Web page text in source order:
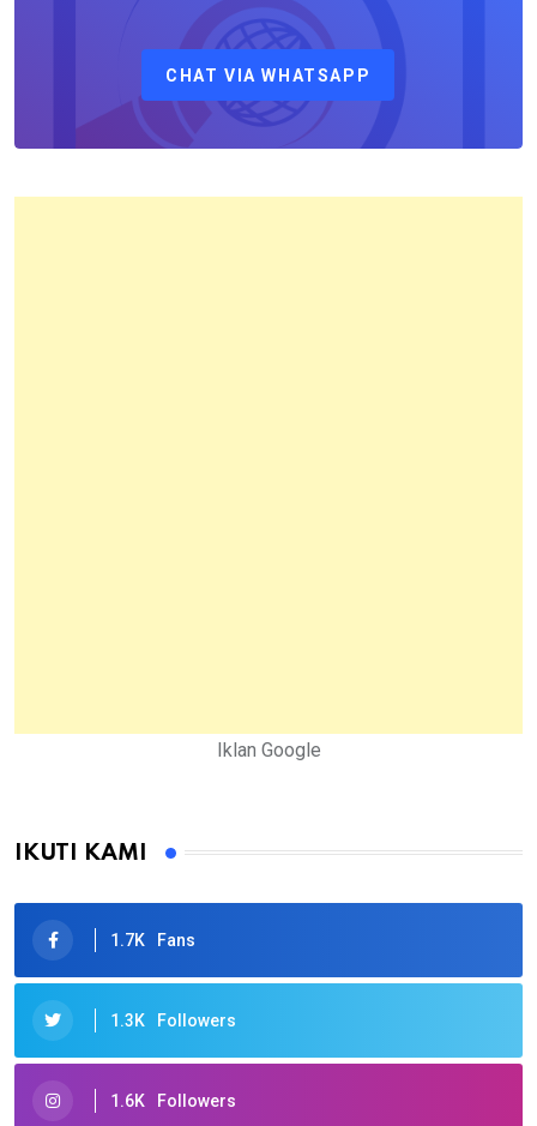
Pertanahan
Kota
CHAT VIA WHATSAPP
Iklan Google
IKUTI KAMI
1.7K Fans
1.3K Followers
1.6K Followers